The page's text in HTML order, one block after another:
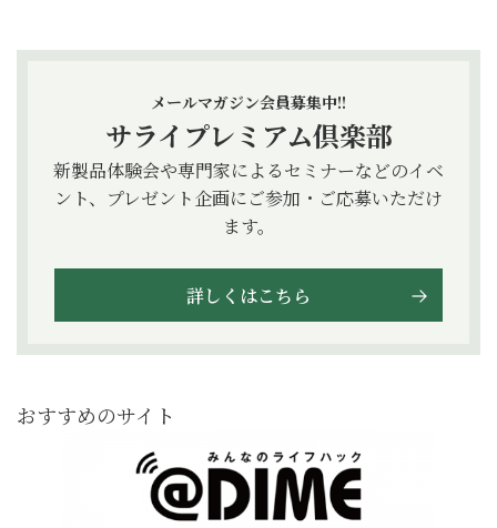
メールマガジン会員募集中!!
サライプレミアム倶楽部
新製品体験会や専門家によるセミナーなどのイベ
ント、プレゼント企画にご参加・ご応募いただけ
ます。
詳しくはこちら
おすすめのサイト